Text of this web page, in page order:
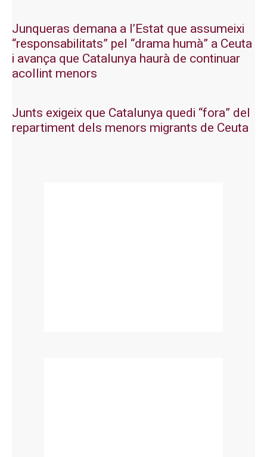
Junqueras demana a l’Estat que assumeixi
“responsabilitats” pel “drama humà” a Ceuta
i avança que Catalunya haurà de continuar
acollint menors
Junts exigeix que Catalunya quedi “fora” del
repartiment dels menors migrants de Ceuta